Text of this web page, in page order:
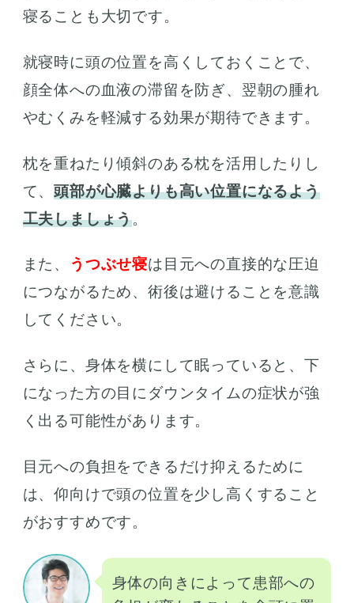
寝ることも大切です。
就寝時に頭の位置を高くしておくことで、
顔全体への血液の滞留を防ぎ、翌朝の腫れ
やむくみを軽減する効果が期待できます。
枕を重ねたり傾斜のある枕を活用したりし
て、頭部が心臓よりも高い位置になるよう
工夫しましょう。
また、 うつぶせ寝は目元への直接的な圧迫
につながるため、術後は避けることを意識
してください。
さらに、身体を横にして眠っていると、下
になった方の目にダウンタイムの症状が強
く出る可能性があります。
目元への負担をできるだけ抑えるために
は、仰向けで頭の位置を少し高くすること
がおすすめです。
身体の向きによって患部への